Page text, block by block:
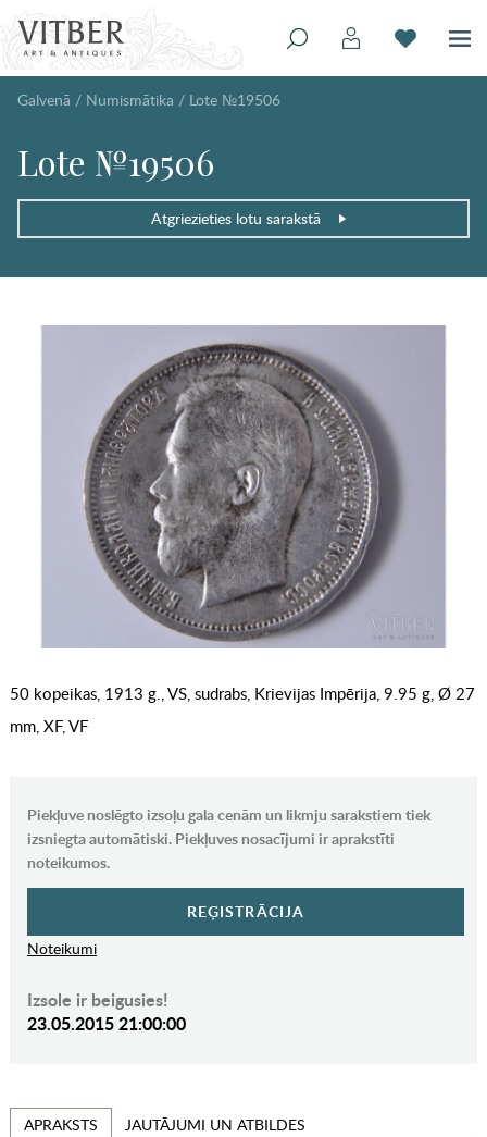
Galvenā / Numismātika / Lote №19506
Lote №19506
Atgriezieties lotu sarakstā
50 kopeikas, 1913 g., VS, sudrabs, Krievijas Impērija, 9.95 g, Ø 27
mm, XF, VF
Piekļuve noslēgto izsoļu gala cenām un likmju sarakstiem tiek
izsniegta automātiski. Piekļuves nosacījumi ir aprakstīti
noteikumos.
REĢISTRĀCIJA
Noteikumi
Izsole ir beigusies!
23.05.2015 21:00:00
APRAKSTS JAUTĀJUMI UN ATBILDES